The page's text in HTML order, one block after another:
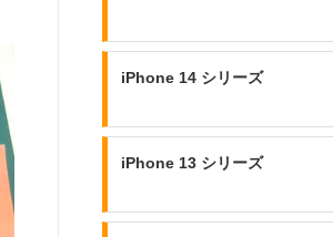
iPhone 14 シリーズ
iPhone 13 シリーズ